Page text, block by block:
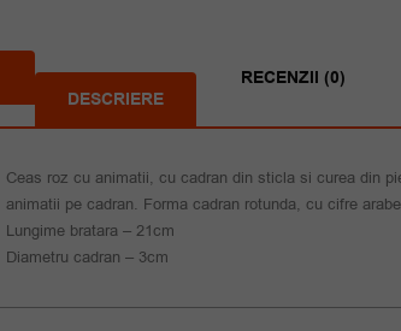
DESCRIERE
RECENZII (0)
Ceas roz cu animatii, cu cadran din sticla si curea din
animatii pe cadran. Forma cadran rotunda, cu cifre
Lungime bratara – 21cm
Diametru cadran – 3cm